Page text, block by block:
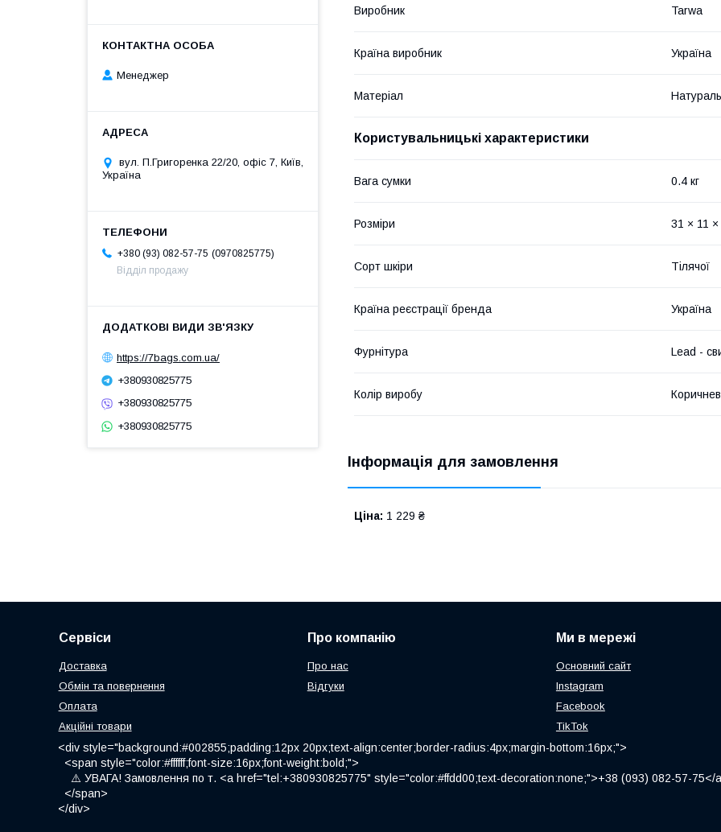
Виробник Tarwa
Країна виробник Україна
Матеріал
Користувальницькі характеристики
Вага сумки 0.4 кг
Розміри 31 × 11 ×
Сорт шкіри Тілячої
Країна реєстрації бренда Україна
Фурнітура Lead -
Колір виробу
Інформація для замовлення
Ціна: 1 229 ₴
Менеджер
вул. П.Григоренка 22/20, офіс 7, Київ,
Україна
+380 (93) 082-57-75
0970825775
Відділ продажу
https://7bags.com.ua/
+380930825775
+380930825775
+380930825775
Сервіси
Доставка
Обмін та повернення
Оплата
Акційні товари
Про компанію
Про нас
Відгуки
Ми в мережі
Основний сайт
Instagram
Facebook
TikTok
<div style="background:#002855;padding:12px 20px;text-align:center;border-radius:4px;margin-bottom:16px;">
<span style="color:#ffffff;font-size:16px;font-weight:bold;">
⚠️ УВАГА! Замовлення по т. <a href="tel:+380930825775" style="color:#ffdd00;text-decoration:none;">+38 (093) 082-57-
</span>
</div>